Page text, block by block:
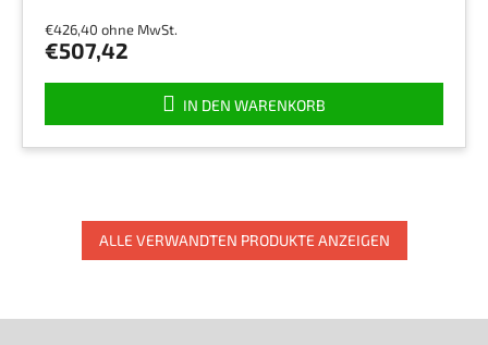
€426,40 ohne MwSt.
€507,42
IN DEN WARENKORB
ALLE VERWANDTEN PRODUKTE ANZEIGEN